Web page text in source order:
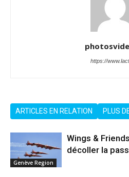
https://
ARTICLES EN RELATION PLUS
Genève Region
Wings &
décoller la